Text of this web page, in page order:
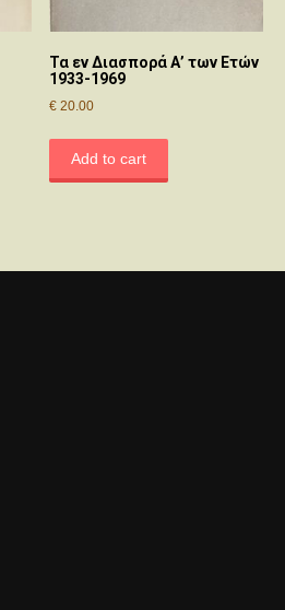
Τα εν Διασπορά Α’ των Ετών
1933-1969
€ 20.00
Add to cart